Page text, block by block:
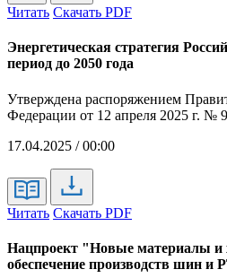
Читать Скачать PDF
Энергетическая стратегия
период до 2050 года
Утверждена распоряжением
Федерации от 12 апреля 2025 г. №
17.04.2025 / 00:00
Читать Скачать PDF
Нацпроект "Новые материалы
обеспечение производств шин и